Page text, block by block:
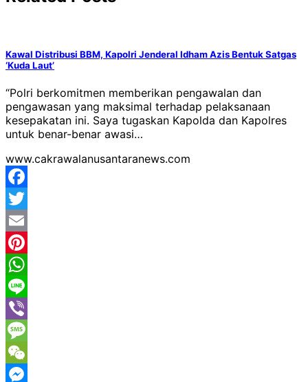
Kawal Distribusi BBM, Kapolri Jenderal Idham Azis Bentuk Satgas
‘Kuda Laut’
“Polri berkomitmen memberikan pengawalan dan
pengawasan yang maksimal terhadap pelaksanaan
kesepakatan ini. Saya tugaskan Kapolda dan Kapolres
untuk benar-benar awasi…
www.cakrawalanusantaranews.com
Facebook
Twitter
Email
Pinterest
WhatsApp
Line
Viber
Message
WeChat